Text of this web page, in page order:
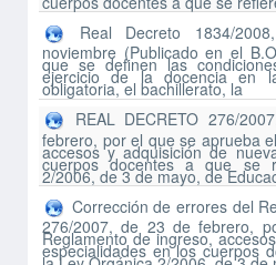
Real Decreto 1834/
noviembre (Publicado en el
que se definen las
ejercicio de la docencia en
obligatoria, el bachillerato, la
REAL DECRETO 276/
febrero, por el que se aprueba
accesos y adquisición de
cuerpos docentes a que se
2/2006, de 3 de mayo, de
Corrección de errores del
276/2007, de 23 de febrero,
Reglamento de ingreso,
especialidades en los cuerpos